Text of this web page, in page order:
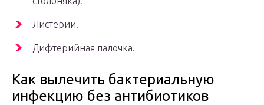
Листерии.
Дифтерийная палочка.
Как вылечить бактериальную
инфекцию без антибиотиков